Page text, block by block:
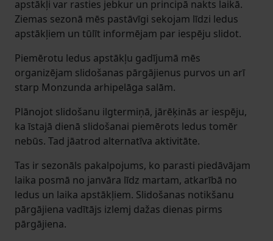
apstākļi var rasties jebkur un principā nakts laikā.
Ziemas sezonā mēs pastāvīgi sekojam līdzi ledus
apstākļiem un tūlīt informējam par iespēju slidot.
Piemērotu ledus apstākļu gadījumā mēs
organizējam slidošanas pārgājienus purvos un arī
starp Monzunda arhipelāga salām.
Plānojot slidošanu ilgtermiņā, jārēķinās ar iespēju,
ka īstajā dienā slidošanai piemērots ledus tomēr
nebūs. Tad jāatrod alternatīva aktivitāte.
Tas ir sezonāls pakalpojums, ko parasti piedāvājam
laika posmā no janvāra līdz martam, atkarībā no
ledus un laika apstākļiem. Slidošanas notikšanu
pārgājiena vadītājs izlemj dažas dienas pirms
pārgājiena.